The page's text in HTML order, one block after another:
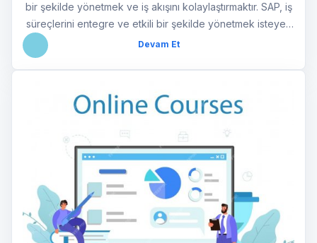
bir şekilde yönetmek ve iş akışını kolaylaştırmaktır. SAP, iş
süreçlerini entegre ve etkili bir şekilde yönetmek isteyen
her ölçekteki işletme için vazgeçilmez bir çözümdür.
Sunduğu zengin modül yelpazesi ve esnek yapısı ile
işletmelerin benzersiz ihtiyaçlarını karşılar
Devam Et